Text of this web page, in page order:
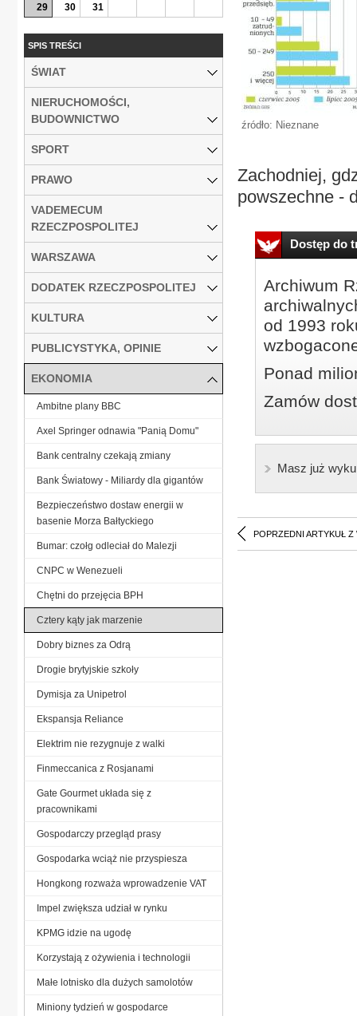
źródło: Nieznane
Zachodniej,
powszechne -
Dostęp do
Archiwum
od 1993
Ponad
Zamów
Masz już
POPRZEDNI ARTYKUŁ Z
29
30 31
SPIS TREŚCI
ŚWIAT
NIERUCHOMOŚCI,
BUDOWNICTWO
SPORT
PRAWO
VADEMECUM
RZECZPOSPOLITEJ
WARSZAWA
DODATEK RZECZPOSPOLITEJ
KULTURA
PUBLICYSTYKA, OPINIE
EKONOMIA
Ambitne plany BBC
Axel Springer odnawia "Panią Domu"
Bank centralny czekają zmiany
Bank Światowy - Miliardy dla gigantów
Bezpieczeństwo dostaw energii w
basenie Morza Bałtyckiego
Bumar: czołg odleciał do Malezji
CNPC w Wenezueli
Chętni do przejęcia BPH
Cztery kąty jak marzenie
Dobry biznes za Odrą
Drogie brytyjskie szkoły
Dymisja za Unipetrol
Ekspansja Reliance
Elektrim nie rezygnuje z walki
Finmeccanica z Rosjanami
Gate Gourmet układa się z
pracownikami
Gospodarczy przegląd prasy
Gospodarka wciąż nie przyspiesza
Hongkong rozważa wprowadzenie VAT
Impel zwiększa udział w rynku
KPMG idzie na ugodę
Korzystają z ożywienia i technologii
Małe lotnisko dla dużych samolotów
Miniony tydzień w gospodarce